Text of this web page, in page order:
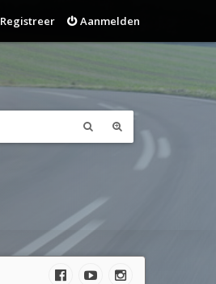
Aanmelden
Registreer